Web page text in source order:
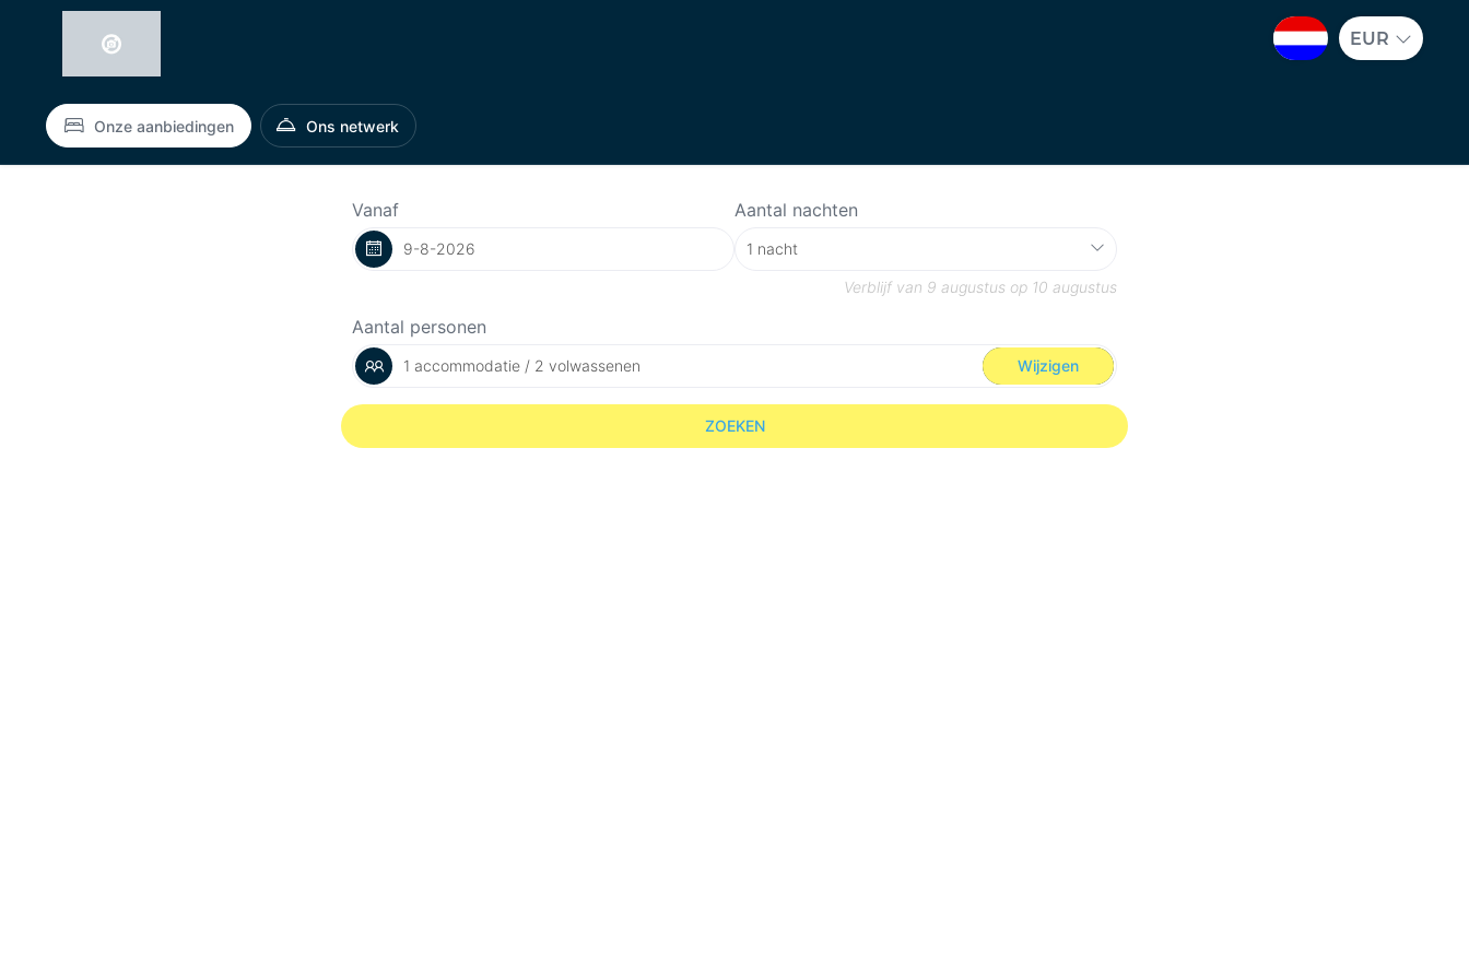
EUR
Onze aanbiedingen Ons netwerk
Vanaf Aantal nachten
Verblijf van 9 augustus op 10 augustus
Aantal personen
1 accommodatie / 2 volwassenen Wijzigen